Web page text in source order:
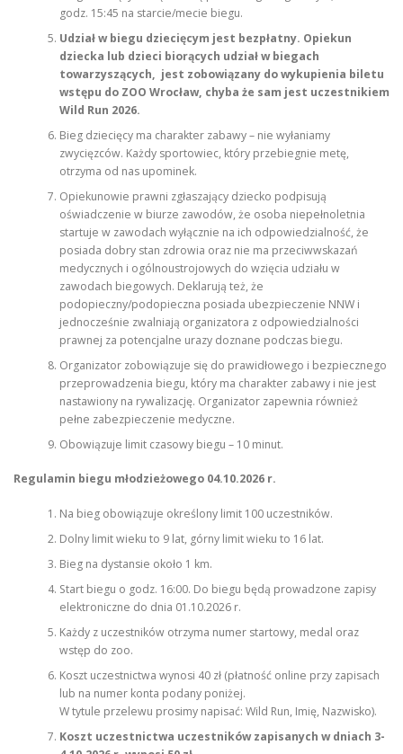
godz. 15:45 na starcie/mecie biegu.
Udział w biegu dziecięcym jest bezpłatny. Opiekun
dziecka lub dzieci biorących udział w biegach
towarzyszących, jest zobowiązany do wykupienia biletu
wstępu do ZOO Wrocław, chyba że sam jest uczestnikiem
Wild Run 2026.
Bieg dziecięcy ma charakter zabawy – nie wyłaniamy
zwycięzców. Każdy sportowiec, który przebiegnie metę,
otrzyma od nas upominek.
Opiekunowie prawni zgłaszający dziecko podpisują
oświadczenie w biurze zawodów, że osoba niepełnoletnia
startuje w zawodach wyłącznie na ich odpowiedzialność, że
posiada dobry stan zdrowia oraz nie ma przeciwwskazań
medycznych i ogólnoustrojowych do wzięcia udziału w
zawodach biegowych. Deklarują też, że
podopieczny/podopieczna posiada ubezpieczenie NNW i
jednocześnie zwalniają organizatora z odpowiedzialności
prawnej za potencjalne urazy doznane podczas biegu.
Organizator zobowiązuje się do prawidłowego i bezpiecznego
przeprowadzenia biegu, który ma charakter zabawy i nie jest
nastawiony na rywalizację. Organizator zapewnia również
pełne zabezpieczenie medyczne.
Obowiązuje limit czasowy biegu – 10 minut.
Regulamin biegu młodzieżowego 04.10.2026 r.
Na bieg obowiązuje określony limit 100 uczestników.
Dolny limit wieku to 9 lat, górny limit wieku to 16 lat.
Bieg na dystansie około 1 km.
Start biegu o godz. 16:00. Do biegu będą prowadzone zapisy
elektroniczne do dnia 01.10.2026 r.
Każdy z uczestników otrzyma numer startowy, medal oraz
wstęp do zoo.
Koszt uczestnictwa wynosi 40 zł (płatność online przy zapisach
lub na numer konta podany poniżej.
W tytule przelewu prosimy napisać: Wild Run, Imię, Nazwisko).
Koszt uczestnictwa uczestników zapisanych w dniach 3-